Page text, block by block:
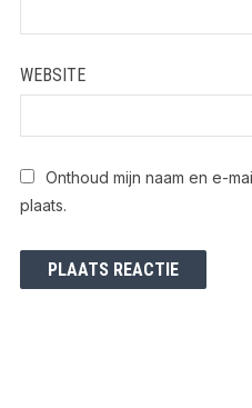
WEBSITE
Onthoud mijn naam en e-
plaats.